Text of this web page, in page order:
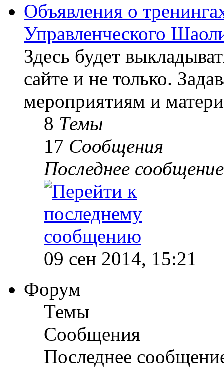
Объявления о
Управленческого
Здесь будет
сайте и не только.
мероприятиям и
8 Темы
17 Сообщения
Последнее сообщение
09 сен 2014, 15:21
Форум
Темы
Сообщения
Последнее